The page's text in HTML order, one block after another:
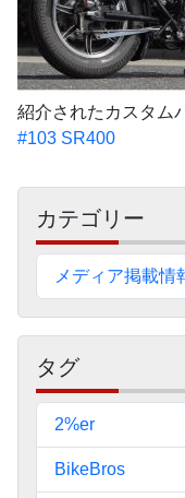
紹介されたカスタム
#103 SR400
サ
イ
ド
ー
カテゴリー
メディア掲載情
タグ
2%er
BikeBros